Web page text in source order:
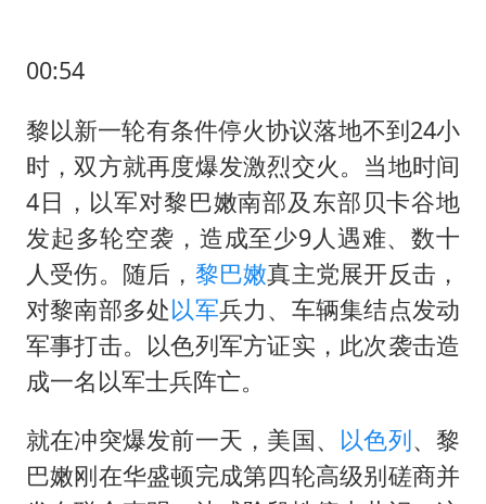
台当局重金为“台独”织“皇帝新衣”
几元成本的AI广告导致千万市值蒸发
老挝国会主席赛宋蓬逝世
茅台部分直营店飞天茅台提价
夏日经济乘“热”而上 消费市场向“新”而行
白海豚将正面袭击贯穿浙江
酒店回应车内过夜被收150元
黄金牛市回来了吗
酒店花洒现排泄物住客索赔遭拒
00:54
黎以新一轮有条件停火协议落地不到24小
时，双方就再度爆发激烈交火。当地时间
4日，以军对黎巴嫩南部及东部贝卡谷地
发起多轮空袭，造成至少9人遇难、数十
人受伤。随后， 黎巴嫩真主党展开反击，
对黎南部多处以军兵力、车辆集结点发动
军事打击。以色列军方证实，此次袭击造
成一名以军士兵阵亡。
就在冲突爆发前一天，美国、 以色列、黎
巴嫩刚在华盛顿完成第四轮高级别磋商并